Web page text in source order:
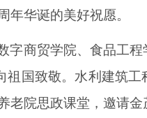
年华诞的美好祝愿。
字商贸学院、食品工
祖国致敬。水利建筑
老院思政课堂，邀请